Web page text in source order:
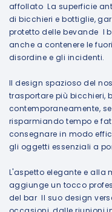
affollato La superficie
di bicchieri e bottiglie,
protetto delle bevande I
anche a contenere le
disordine e gli incidenti.
Il design spazioso del
trasportare più bicchieri,
contemporaneamente,
risparmiando tempo e
consegnare in modo
gli oggetti essenziali a
L'aspetto elegante e alla
aggiunge un tocco
del bar Il suo design